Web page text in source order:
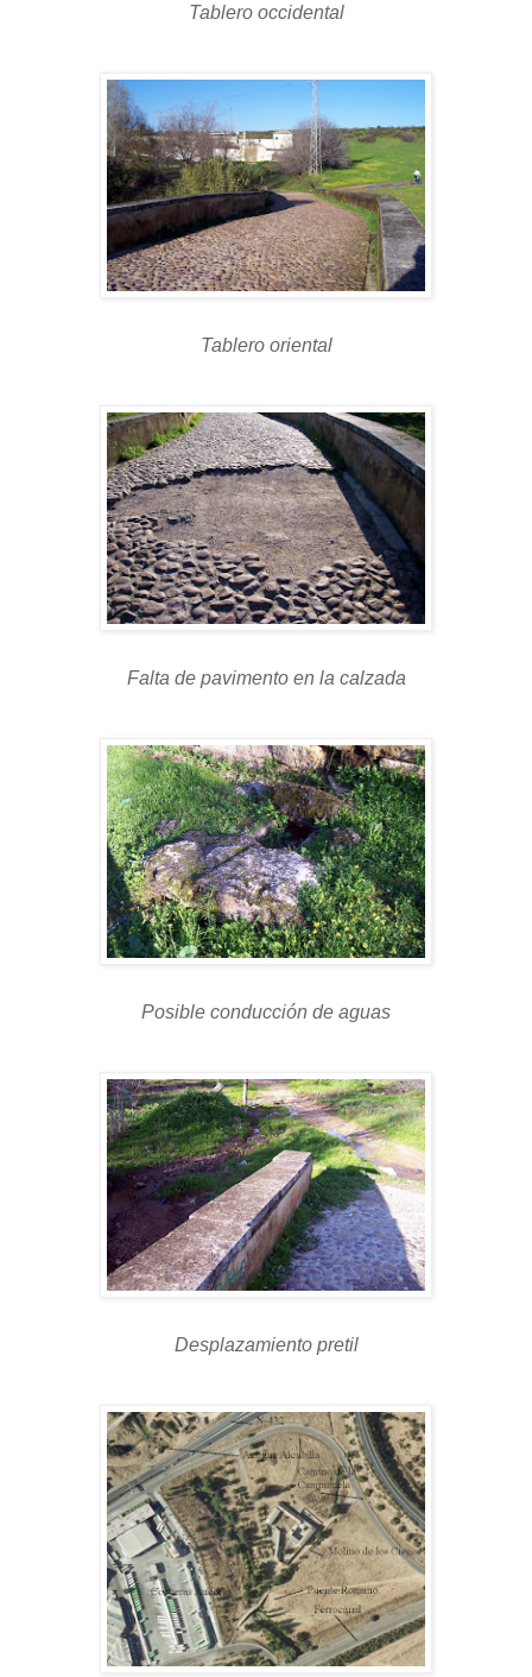
Tablero occidental
Tablero oriental
Falta de pavimento en la calzada
Posible conducción de aguas
Desplazamiento pretil